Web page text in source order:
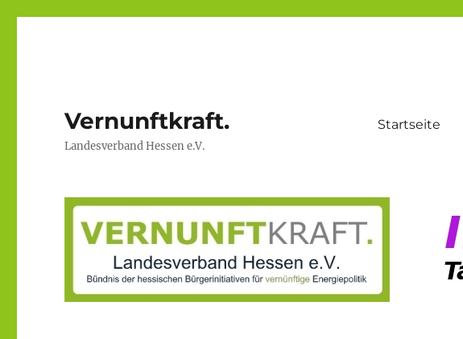
Vernunftkraft.
Landesverband Hessen e.V.
Startseite